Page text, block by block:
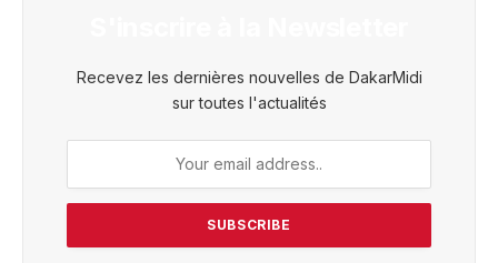
Recevez les dernières nouvelles de DakarMidi
sur toutes l'actualités